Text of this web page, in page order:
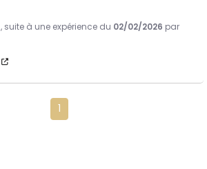
, suite à une expérience du 02/02/2026 par
1